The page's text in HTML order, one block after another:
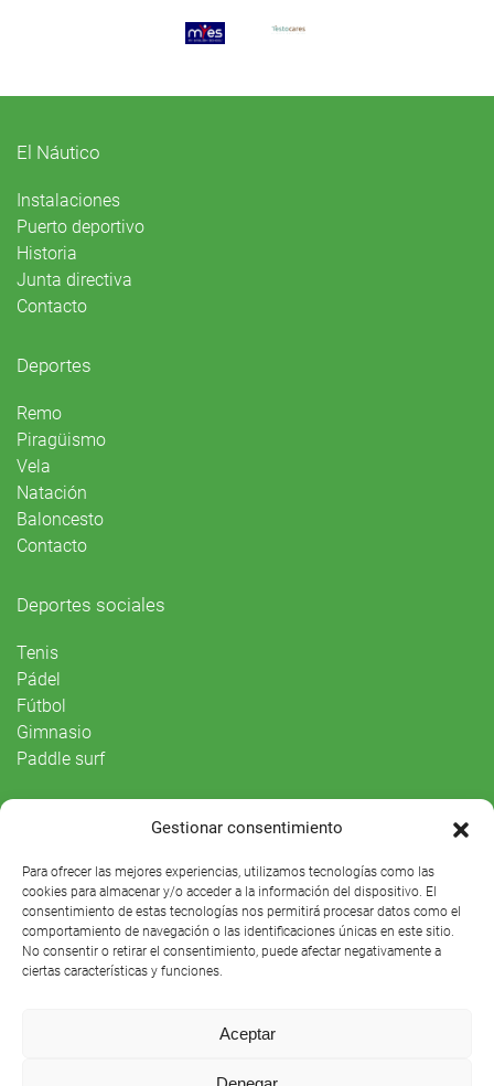
Gestionar consentimiento
Para ofrecer las mejores experiencias, utilizamos tecnologías como las
cookies para almacenar y/o acceder a la información del dispositivo. El
consentimiento de estas tecnologías nos permitirá procesar datos como el
comportamiento de navegación o las identificaciones únicas en este sitio.
No consentir o retirar el consentimiento, puede afectar negativamente a
ciertas características y funciones.
Aceptar
El Náutico
Instalaciones
Puerto deportivo
Historia
Junta directiva
Contacto
Deportes
Remo
Piragüismo
Vela
Natación
Baloncesto
Contacto
Deportes sociales
Tenis
Pádel
Fútbol
Gimnasio
Paddle surf
Agenda